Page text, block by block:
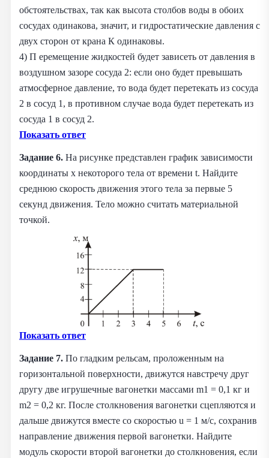
обстоятельствах, так как высота столбов воды в обоих
сосудах одинакова, значит, и гидростатические давления с
двух сторон от крана К одинаковы.
4) П еремещение жидкостей будет зависеть от давления в
воздушном зазоре сосуда 2: если оно будет превышать
атмосферное давление, то вода будет перетекать из сосуда
2 в сосуд 1, в противном случае вода будет перетекать из
сосуда 1 в сосуд 2.
Показать ответ
Задание 6. На рисунке представлен график зависимости
координаты x некоторого тела от времени t. Найдите
среднюю скорость движения этого тела за первые 5
секунд движения. Тело можно считать материальной
точкой.
Показать ответ
Задание 7. По гладким рельсам, проложенным на
горизонтальной поверхности, движутся навстречу друг
другу две игрушечные вагонетки массами m1 = 0,1 кг и
m2 = 0,2 кг. После столкновения вагонетки сцепляются и
дальше движутся вместе со скоростью u = 1 м/с, сохранив
направление движения первой вагонетки. Найдите
модуль скорости второй вагонетки до столкновения, если